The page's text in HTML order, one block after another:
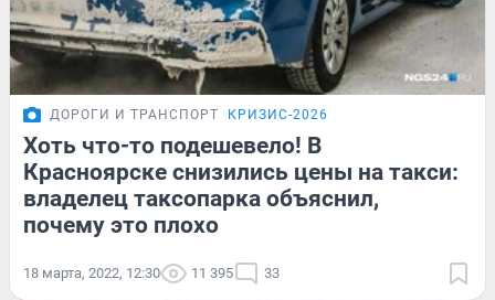
ДОРОГИ И ТРАНСПОРТ КРИЗИС-2026
Хоть что-то подешевело! В
Красноярске снизились цены на такси:
владелец таксопарка объяснил,
почему это плохо
18 марта, 2022, 12:30 11 395 33